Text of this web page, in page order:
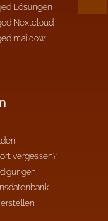
Lösungen
Nextcloud
mailcow
vergessen?